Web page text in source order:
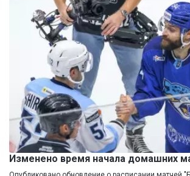
Изменено время начала домашних